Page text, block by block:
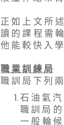
正 如 上 文 所
讀 的 課 程 需
他 能 較 快 入
職 業 訓 練 局
職 訓 局 下 列
石 油 氣
職 訓 局
一 般 輪